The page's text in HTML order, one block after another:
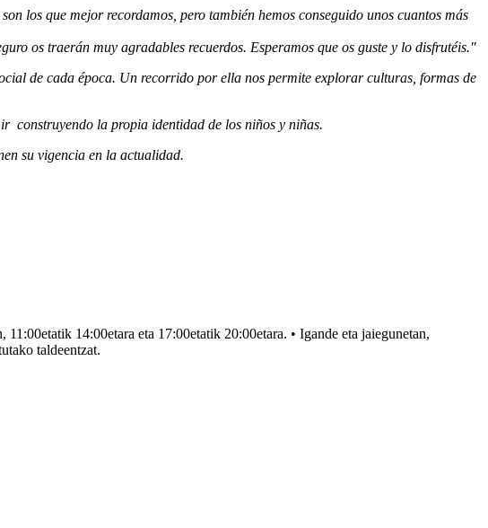
los que mejor recordamos, pero también hemos conseguido unos cuantos más
os traerán muy agradables recuerdos. Esperamos que os guste y lo disfrutéis."
de cada época. Un recorrido por ella nos permite explorar culturas, formas de
construyendo la propia identidad de los niños y niñas.
su vigencia en la actualidad.
14:00etara eta 17:00etatik 20:00etara. • Igande eta jaiegunetan,
taldeentzat.